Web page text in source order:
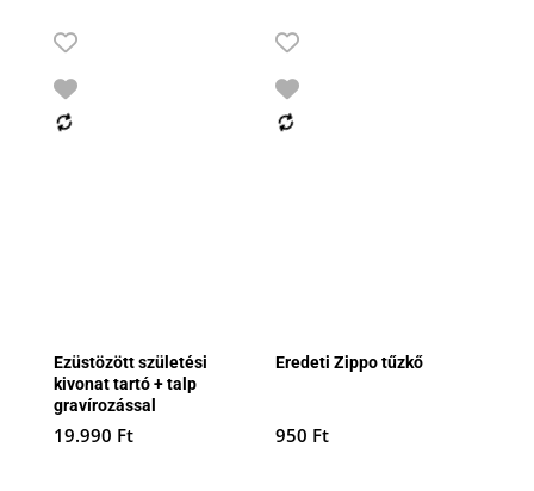
Ezüstözött születési
kivonat tartó + talp
gravírozással
19.990 Ft
Eredeti Zippo tűzkő
950 Ft